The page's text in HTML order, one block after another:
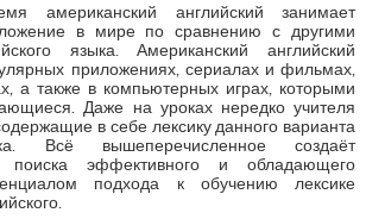
американский английский занимает
в мире по сравнению с другими
языка. Американский английский
приложениях, сериалах и фильмах,
а также в компьютерных играх, которыми
Даже на уроках нередко учителя
в себе лексику данного варианта
Всё вышеперечисленное создаёт
поиска эффективного и обладающего
подхода к обучению лексике